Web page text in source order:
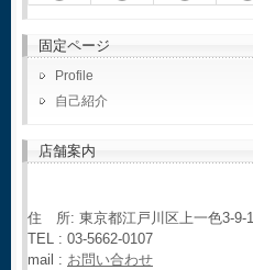
固定ページ
Profile
自己紹介
店舗案内
住 所: 東京都江戸川区上一色3-9-1
TEL : 03-5662-0107
mail : お問い合わせ